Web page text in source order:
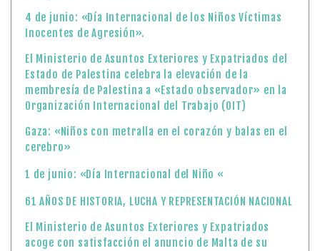
4 de junio: «Día Internacional de los Niños Víctimas
Inocentes de Agresión».
El Ministerio de Asuntos Exteriores y Expatriados del
Estado de Palestina celebra la elevación de la
membresía de Palestina a «Estado observador» en la
Organización Internacional del Trabajo (OIT)
Gaza: «Niños con metralla en el corazón y balas en el
cerebro»
1 de junio: «Día Internacional del Niño «
61 AÑOS DE HISTORIA, LUCHA Y REPRESENTACIÓN NACIONAL
El Ministerio de Asuntos Exteriores y Expatriados
acoge con satisfacción el anuncio de Malta de su